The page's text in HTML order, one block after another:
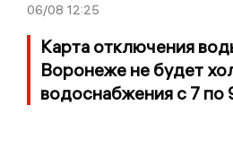
06/08 12:25
Карта отключения
Воронеже не будет
водоснабжения с 7 по